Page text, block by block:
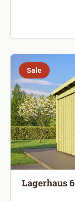
Sale
Lagerhaus